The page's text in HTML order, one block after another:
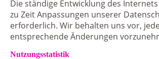
Die ständige Entwicklung des
zu Zeit Anpassungen unserer
erforderlich. Wir behalten uns vor,
entsprechende Änderungen
Nutzungsstatistik